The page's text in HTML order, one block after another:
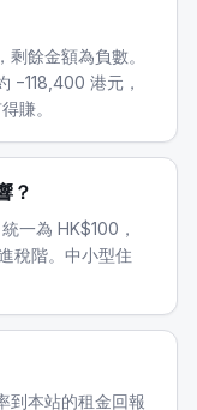
餘金額為負數。
−118,400 港元，
賺。
？
一為 HK$100，
稅階。中小型住
到本站的租金回報